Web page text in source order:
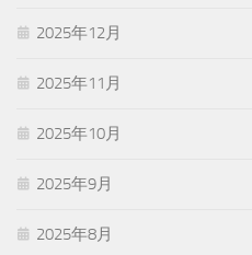
2025年12月
2025年11月
2025年10月
2025年9月
2025年8月